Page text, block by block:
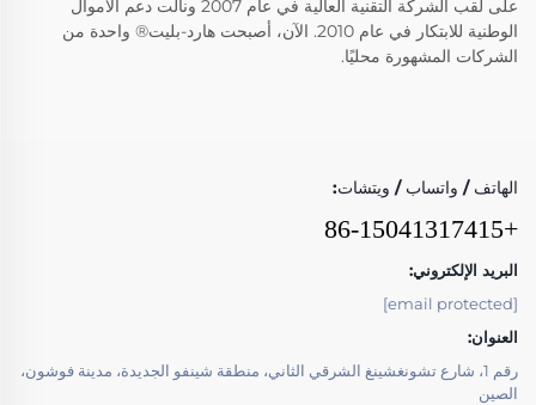
على لقب الشركة التقنية العالية في عام 2007 ونالت دعم الأموال
الوطنية للابتكار في عام 2010. الآن، أصبحت هارد-بليت® واحدة من
الشركات المشهورة محليًا.
الهاتف / واتساب / ويتشات:
+86-15041317415
البريد الإلكتروني:
[email protected]
العنوان:
رقم 1، شارع تشونغشينغ الشرقي الثاني، منطقة شينفو الجديدة، مدينة فوشون،
الصين